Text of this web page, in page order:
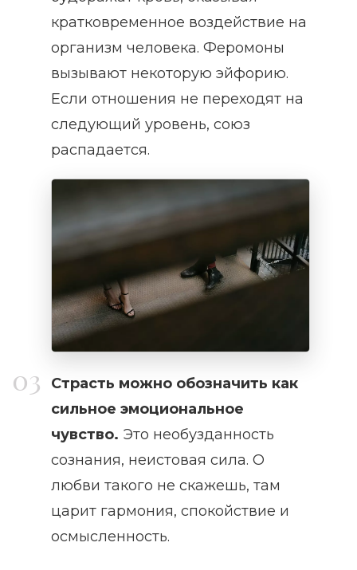
кратковременное воздействие на
организм человека. Феромоны
вызывают некоторую эйфорию.
Если отношения не переходят на
следующий уровень, союз
распадается.
Страсть можно обозначить как
сильное эмоциональное
чувство. Это необузданность
сознания, неистовая сила. О
любви такого не скажешь, там
царит гармония, спокойствие и
осмысленность.